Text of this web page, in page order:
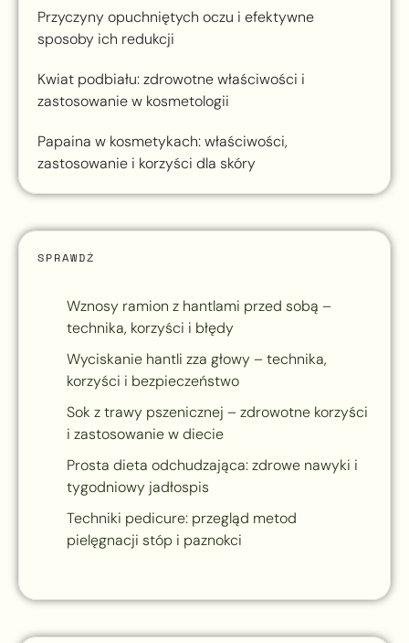
Przyczyny opuchniętych oczu i efektywne
sposoby ich redukcji
Kwiat podbiału: zdrowotne właściwości i
zastosowanie w kosmetologii
Papaina w kosmetykach: właściwości,
zastosowanie i korzyści dla skóry
SPRAWDŹ
Wznosy ramion z hantlami przed sobą –
technika, korzyści i błędy
Wyciskanie hantli zza głowy – technika,
korzyści i bezpieczeństwo
Sok z trawy pszenicznej – zdrowotne korzyści
i zastosowanie w diecie
Prosta dieta odchudzająca: zdrowe nawyki i
tygodniowy jadłospis
Techniki pedicure: przegląd metod
pielęgnacji stóp i paznokci